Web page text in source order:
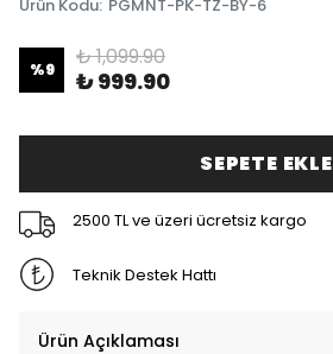
Ürün Kodu: PGMNT-PK-TZ-BY-6
%9 ₺ 1,099.90
₺ 999.90
SEPETE EKLE
2500 TL ve üzeri ücretsiz kargo
Teknik Destek Hattı
Ürün Açıklaması